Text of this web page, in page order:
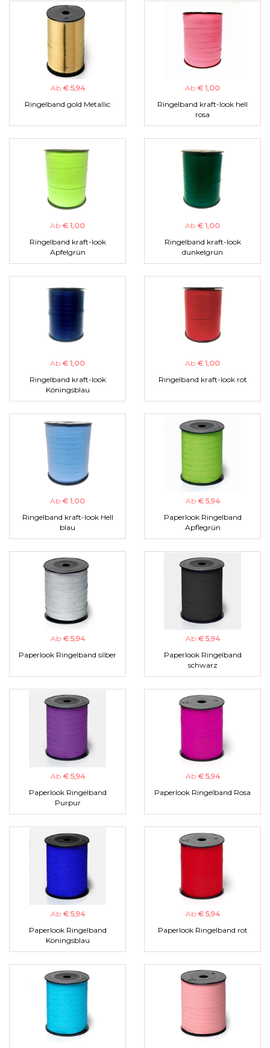
Ab € 5,94
Ringelband gold Metallic
Ab € 1,00
Ringelband kraft-look hell
rosa
Ab € 1,00
Ringelband kraft-look
Apfelgrün
Ab € 1,00
Ringelband kraft-look
dunkelgrün
Ab € 1,00
Ringelband kraft-look
Köningsblau
Ab € 1,00
Ringelband kraft-look rot
Ab € 1,00
Ringelband kraft-look Hell
blau
Ab € 5,94
Paperlook Ringelband
Apflegrün
Ab € 5,94
Paperlook Ringelband silber
Ab € 5,94
Paperlook Ringelband
schwarz
Ab € 5,94
Paperlook Ringelband
Purpur
Ab € 5,94
Paperlook Ringelband Rosa
Ab € 5,94
Paperlook Ringelband
Köningsblau
Ab € 5,94
Paperlook Ringelband rot